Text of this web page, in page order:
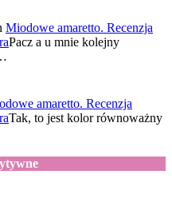
Miodowe amaretto. Recenzja
Pacz a u mnie kolejny
amaretto. Recenzja
Tak, to jest kolor równoważny